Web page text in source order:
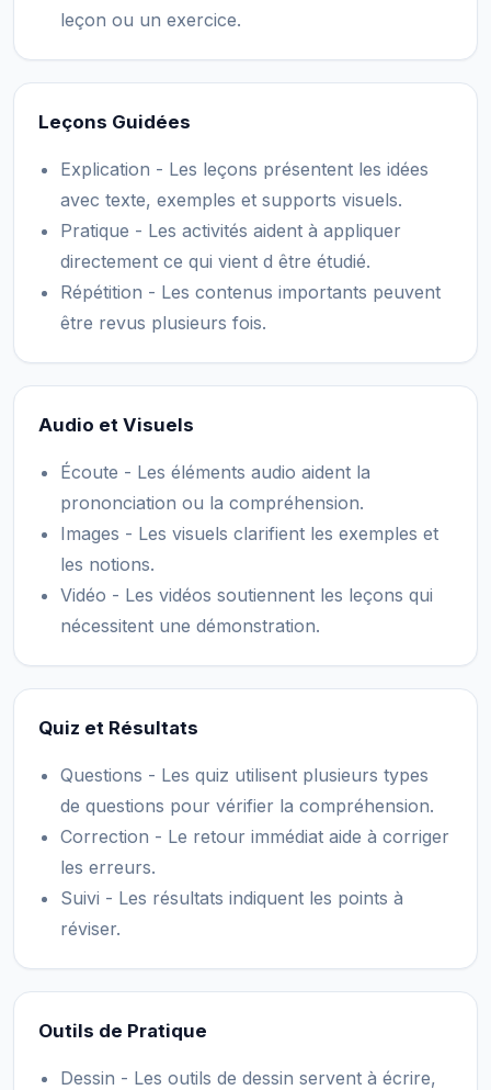
leçon ou un exercice.
Leçons Guidées
Explication - Les leçons présentent les idées
avec texte, exemples et supports visuels.
Pratique - Les activités aident à appliquer
directement ce qui vient d être étudié.
Répétition - Les contenus importants peuvent
être revus plusieurs fois.
Audio et Visuels
Écoute - Les éléments audio aident la
prononciation ou la compréhension.
Images - Les visuels clarifient les exemples et
les notions.
Vidéo - Les vidéos soutiennent les leçons qui
nécessitent une démonstration.
Quiz et Résultats
Questions - Les quiz utilisent plusieurs types
de questions pour vérifier la compréhension.
Correction - Le retour immédiat aide à corriger
les erreurs.
Suivi - Les résultats indiquent les points à
réviser.
Outils de Pratique
Dessin - Les outils de dessin servent à écrire,